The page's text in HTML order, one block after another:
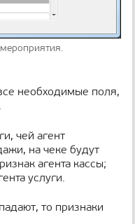
необходимые поля,
чей агент
на чеке будут
агента кассы;
услуги.
то признаки